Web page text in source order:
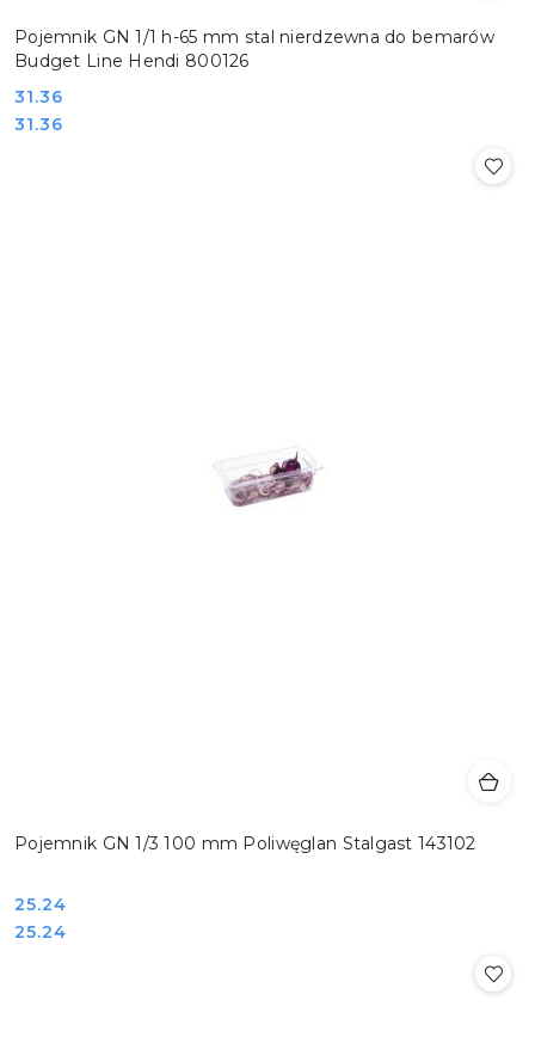
Pojemnik GN 1/1 h-65 mm stal nierdzewna do bemarów
Budget Line Hendi 800126
Cena:
31.36
Cena:
31.36
Pojemnik GN 1/3 100 mm Poliwęglan Stalgast 143102
Cena:
25.24
Cena:
25.24